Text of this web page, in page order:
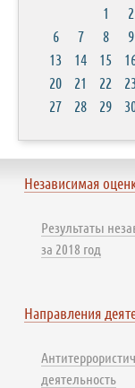
1
2
6
7 8 9
13
14 15
20
21 22
27
28 29
Независимая
Результаты
за 2018 год
Направления
деятельность